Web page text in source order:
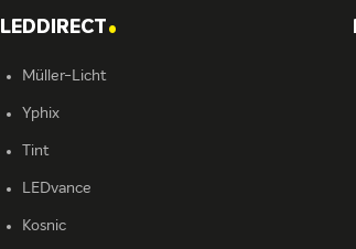
LEDDIRECT.
Müller-Licht
Yphix
Tint
LEDvance
Kosnic